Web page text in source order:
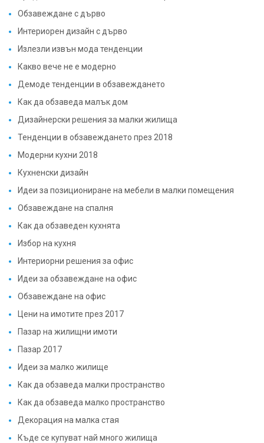
Обзавеждане с дърво
Интериорен дизайн с дърво
Излезли извън мода тенденции
Какво вече не е модерно
Демоде тенденции в обзавеждането
Как да обзаведа малък дом
Дизайнерски решения за малки жилища
Тенденции в обзавеждането през 2018
Модерни кухни 2018
Кухненски дизайн
Идеи за позициониране на мебели в малки помещения
Обзавеждане на спалня
Как да обзаведен кухнята
Избор на кухня
Интериорни решения за офис
Идеи за обзавеждане на офис
Обзавеждане на офис
Цени на имотите през 2017
Пазар на жилищни имоти
Пазар 2017
Идеи за малко жилище
Как да обзаведа малки пространство
Как да обзаведа малко пространство
Декорация на малка стая
Къде се купуват най много жилища